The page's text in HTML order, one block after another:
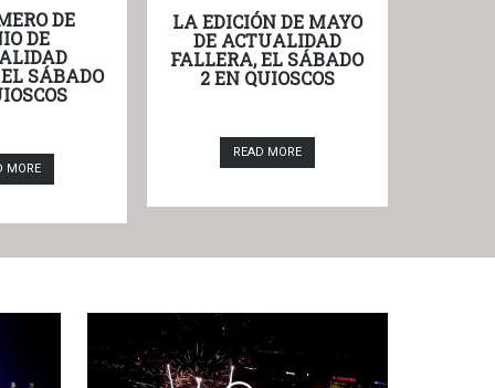
DE
DE
SÁBADO
MORE
LA EDICIÓN DE MAYO
DE ACTUALIDAD
FALLERA, EL SÁBADO
2 EN QUIOSCOS
READ MORE